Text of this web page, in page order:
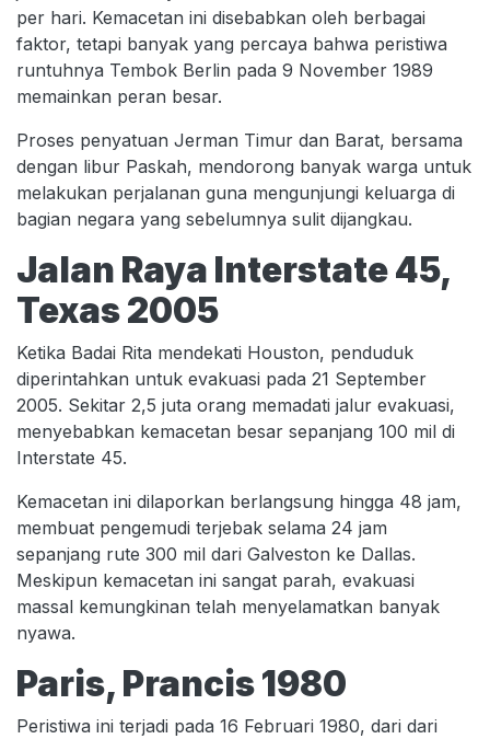
per hari. Kemacetan ini disebabkan oleh berbagai
faktor, tetapi banyak yang percaya bahwa peristiwa
runtuhnya Tembok Berlin pada 9 November 1989
memainkan peran besar.
Proses penyatuan Jerman Timur dan Barat, bersama
dengan libur Paskah, mendorong banyak warga untuk
melakukan perjalanan guna mengunjungi keluarga di
bagian negara yang sebelumnya sulit dijangkau.
Jalan Raya Interstate 45,
Texas 2005
Ketika Badai Rita mendekati Houston, penduduk
diperintahkan untuk evakuasi pada 21 September
2005. Sekitar 2,5 juta orang memadati jalur evakuasi,
menyebabkan kemacetan besar sepanjang 100 mil di
Interstate 45.
Kemacetan ini dilaporkan berlangsung hingga 48 jam,
membuat pengemudi terjebak selama 24 jam
sepanjang rute 300 mil dari Galveston ke Dallas.
Meskipun kemacetan ini sangat parah, evakuasi
massal kemungkinan telah menyelamatkan banyak
nyawa.
Paris, Prancis 1980
Peristiwa ini terjadi pada 16 Februari 1980, dari dari